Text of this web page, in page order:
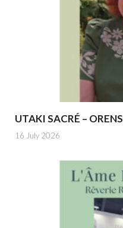
UTAKI SACRÉ – ORENS
16 July 2026